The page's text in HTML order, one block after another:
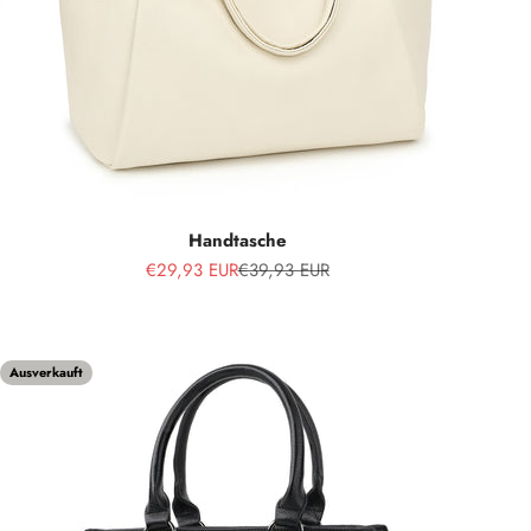
Handtasche
Angebot
€29,93 EURRegulärer Preis
€39,93 EUR
Ausverkauft